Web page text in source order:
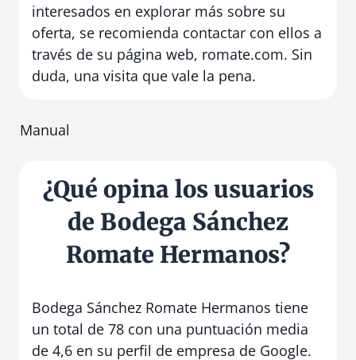
interesados en explorar más sobre su
oferta, se recomienda contactar con ellos a
través de su página web, romate.com. Sin
duda, una visita que vale la pena.
Manual
¿Qué opina los usuarios
de Bodega Sánchez
Romate Hermanos?
Bodega Sánchez Romate Hermanos tiene
un total de 78 con una puntuación media
de 4,6 en su perfil de empresa de Google.